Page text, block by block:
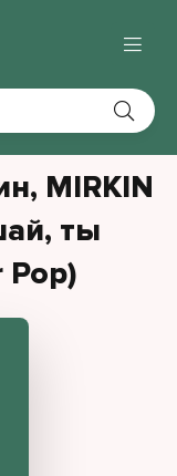
MIRKIN
ты
Pop)